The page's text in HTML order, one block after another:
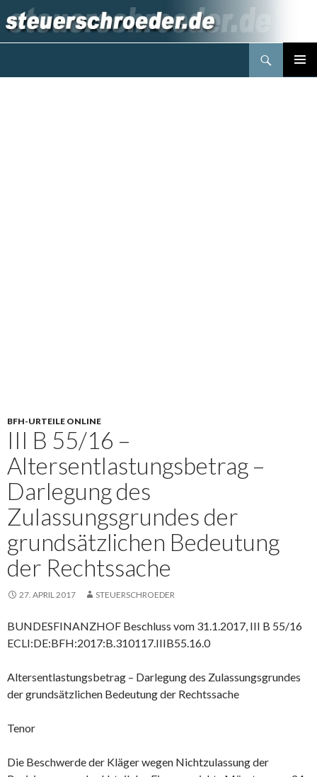
BFH-URTEILE ONLINE
III B 55/16 –
Altersentlastungsbetrag –
Darlegung des
Zulassungsgrundes der
grundsätzlichen Bedeutung
der Rechtssache
27. APRIL 2017 STEUERSCHROEDER
BUNDESFINANZHOF Beschluss vom 31.1.2017, III B 55/16
ECLI:DE:BFH:2017:B.310117.IIIB55.16.0
Altersentlastungsbetrag – Darlegung des Zulassungsgrundes
der grundsätzlichen Bedeutung der Rechtssache
Tenor
Die Beschwerde der Kläger wegen Nichtzulassung der